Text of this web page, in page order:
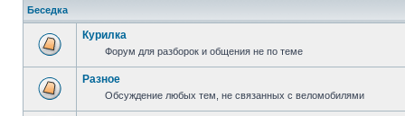
Беседка
Курилка
Форум для разборок и общения не по теме
Разное
Обсуждение любых тем, не связанных с веломобилями